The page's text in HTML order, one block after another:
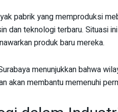
pabrik yang memproduksi
dan teknologi terbaru. Situasi
produk baru mereka.
menunjukkan bahwa
akan membantu memenuhi